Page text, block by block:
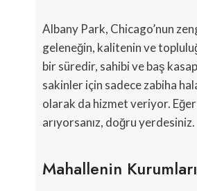
Albany Park, Chicago’nun
geleneğin, kalitenin ve
bir süredir, sahibi ve baş
sakinler için sadece zabiha
olarak da hizmet veriyor.
arıyorsanız, doğru yerdesiniz.
Mahallenin